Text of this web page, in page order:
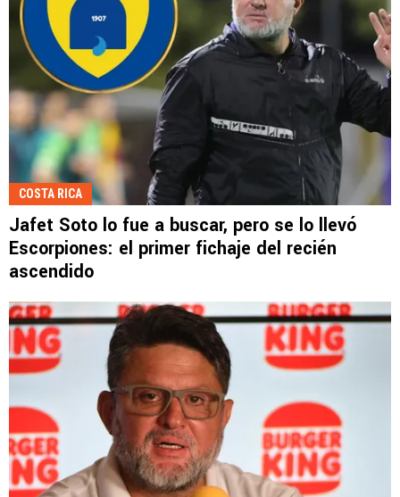
COSTA RICA
Jafet Soto lo fue a buscar, pero se lo llevó
Escorpiones: el primer fichaje del recién
ascendido